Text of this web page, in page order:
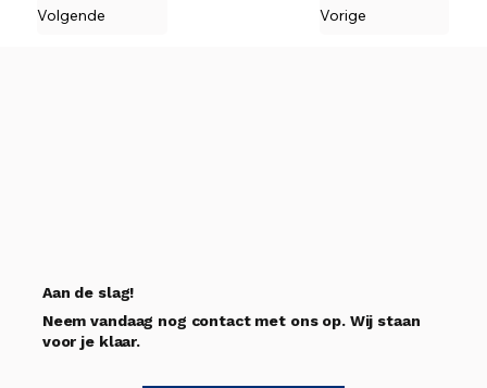
Vorige
Volgende
Aan de slag!
Neem vandaag nog contact met ons op. Wij staan
voor je klaar.